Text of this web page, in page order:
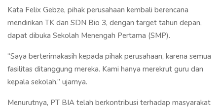
Kata Felix Gebze, pihak perusahaan kembali berencana
mendirikan TK dan SDN Bio 3, dengan target tahun depan,
dapat dibuka Sekolah Menengah Pertama (SMP).
“Saya berterimakasih kepada pihak perusahaan, karena semua
fasilitas ditanggung mereka. Kami hanya merekrut guru dan
kepala sekolah,” ujarnya.
Menurutnya, PT BIA telah berkontribusi terhadap masyarakat